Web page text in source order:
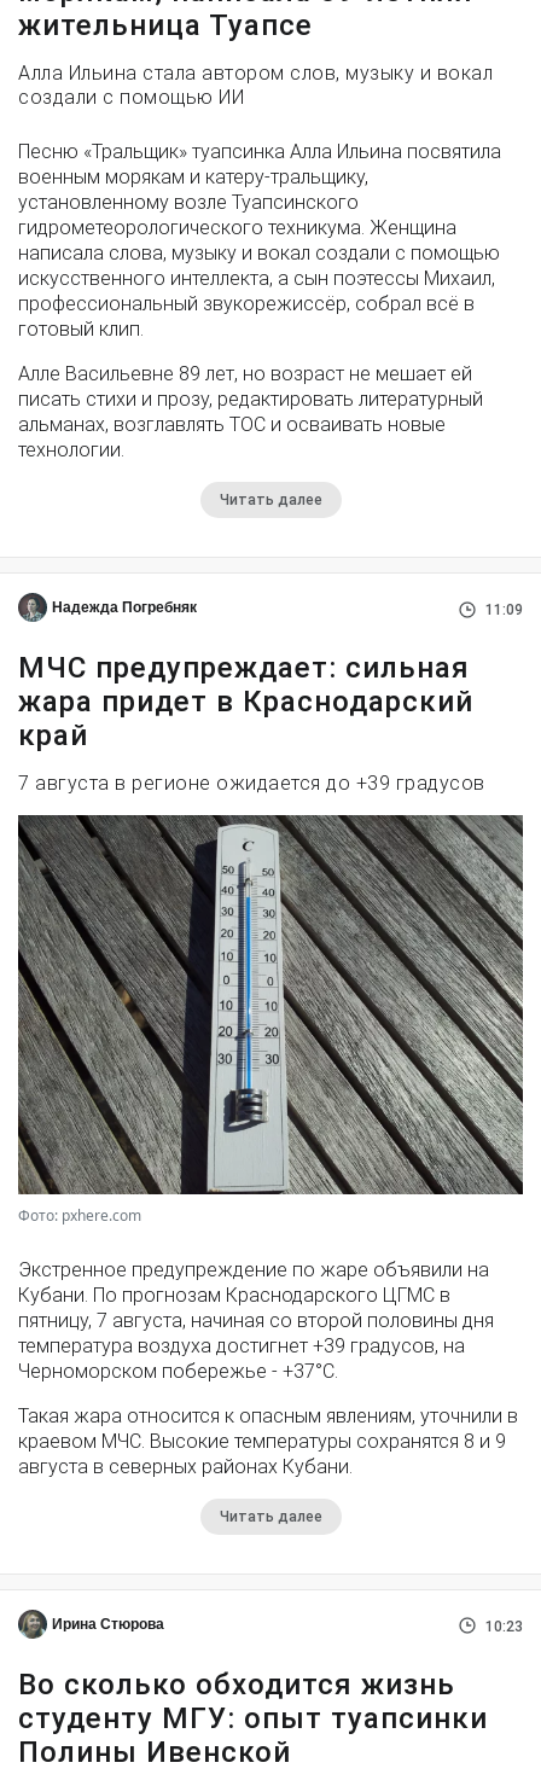
жительница Туапсе
Алла Ильина стала автором слов, музыку и вокал
создали с помощью ИИ
Песню «Тральщик» туапсинка Алла Ильина посвятила
военным морякам и катеру-тральщику,
установленному возле Туапсинского
гидрометеорологического техникума. Женщина
написала слова, музыку и вокал создали с помощью
искусственного интеллекта, а сын поэтессы Михаил,
профессиональный звукорежиссёр, собрал всё в
готовый клип.
Алле Васильевне 89 лет, но возраст не мешает ей
писать стихи и прозу, редактировать литературный
альманах, возглавлять ТОС и осваивать новые
технологии.
Читать далее
Надежда Погребняк 11:09
МЧС предупреждает: сильная
жара придет в Краснодарский
край
7 августа в регионе ожидается до +39 градусов
Фото: pxhere.com
Экстренное предупреждение по жаре объявили на
Кубани. По прогнозам Краснодарского ЦГМС в
пятницу, 7 августа, начиная со второй половины дня
температура воздуха достигнет +39 градусов, на
Черноморском побережье - +37°­С.
Такая жара относится к опасным явлениям, уточнили в
краевом МЧС. Высокие температуры сохранятся 8 и 9
августа в северных районах Кубани.
Читать далее
Ирина Стюрова 10:23
Во сколько обходится жизнь
студенту МГУ: опыт туапсинки
Полины Ивенской